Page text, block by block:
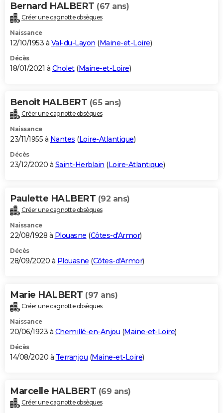
Bernard HALBERT (67 ans)
Créer une cagnotte obsèques
Naissance
12/10/1953 à Val-du-Layon (Maine-et-Loire)
Décès
18/01/2021 à Cholet(Maine-et-Loire)
Benoit HALBERT (65 ans)
Créer une cagnotte obsèques
Naissance
23/11/1955 à Nantes (Loire-Atlantique)
Décès
23/12/2020 à Saint-Herblain (Loire-Atlantique)
Paulette HALBERT (92 ans)
Créer une cagnotte obsèques
Naissance
22/08/1928 à Plouasne (Côtes-d'Armor)
Décès
28/09/2020 à Plouasne (Côtes-d'Armor)
Marie HALBERT (97 ans)
Créer une cagnotte obsèques
Naissance
20/06/1923 à Chemillé-en-Anjou (Maine-et-Loire)
Décès
14/08/2020 à Terranjou (Maine-et-Loire)
Marcelle HALBERT (69 ans)
Créer une cagnotte obsèques